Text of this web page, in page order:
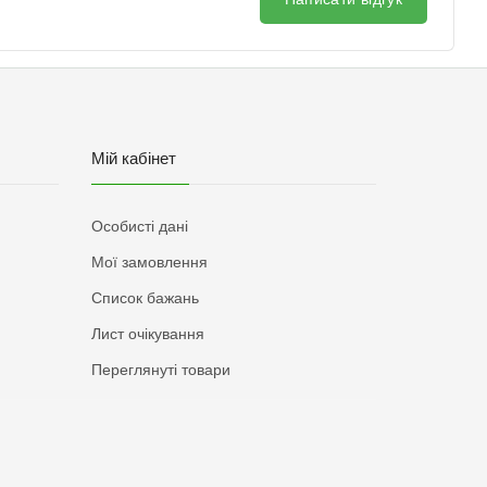
Мій кабінет
Особисті дані
Мої замовлення
Список бажань
Лист очікування
Переглянуті товари